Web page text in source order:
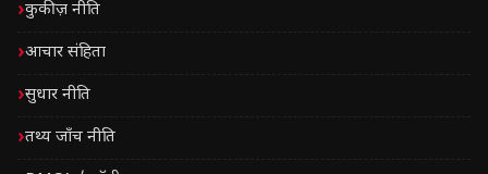
कुकीज़ नीति
आचार संहिता
सुधार नीति
तथ्य जाँच नीति